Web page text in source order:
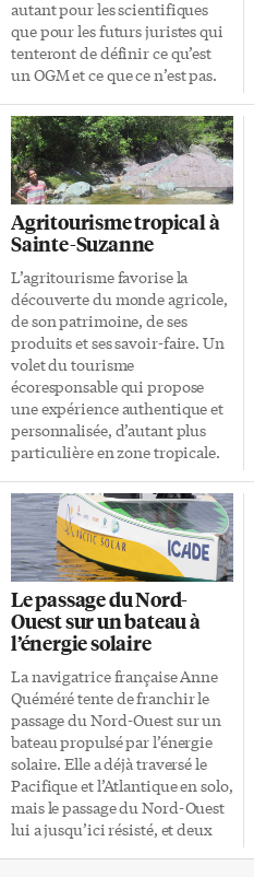
autant pour les scientifiques
que pour les futurs juristes qui
tenteront de définir ce qu’est
un OGM et ce que ce n’est pas.
enthousiasme par les opposants
aux OGM, puisqu’il conclut
effectivement qu’en Europe,
des plantes modifiées
génétiquement par de
nouvelles technologies de
manipulation génétique,
comme CRISPR, seront
strictement réglementées, voire
interdites, au même titre que
les OGM «conventionnels» qui
font l’objet d’un quasi
moratoire depuis 2001. Anciens
et nouveaux OGM Les
promoteurs […]
Agritourisme tropical à
Sainte-Suzanne
L’agritourisme favorise la
découverte du monde agricole,
de son patrimoine, de ses
produits et ses savoir-faire. Un
volet du tourisme
écoresponsable qui propose
une expérience authentique et
personnalisée, d’autant plus
particulière en zone tropicale.
commune de Sainte-Suzanne
(département du Nord-Est
d’Haïti) où siège l’Institut de
Recherche et d’Appui
Technique en Aménagement
du Milieu (IRATAM) qui nous a
accueillis en avril dernier.
Sainte-Suzanne est située à 23
km de Cap-Haïtien, la
deuxième plus grande ville
d’Haïti. Approche de proximité
L’IRATAM (1996) offre un appui
technique et financier aux
membres de l’Institut qui
regroupe plus de 400
agriculteurs […]
Le passage du Nord-
Ouest sur un bateau à
l’énergie solaire
La navigatrice française Anne
Quéméré tente de franchir le
passage du Nord-Ouest sur un
bateau propulsé par l’énergie
solaire. Elle a déjà traversé le
Pacifique et l’Atlantique en solo,
mais le passage du Nord-Ouest
lui a jusqu’ici résisté, et deux